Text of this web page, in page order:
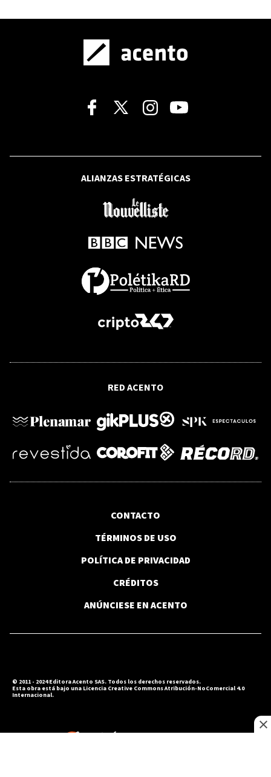
Según la ADP, MAP revela cómo el
gobierno busca fusionar MINERD y
MESCYT; advierten movilización
de Ormuz podría reabrirse pronto
Polarización nacional y un pulso en la
derecha: el ajedrez en Colombia que
ALIANZAS ESTRATÉGICAS
RED ACENTO
CONTACTO
TÉRMINOS DE USO
POLÍTICA DE PRIVACIDAD
CRÉDITOS
ANÚNCIESE EN ACENTO
© 2011 - 2024 Editora Acento SAS. Todos los derechos reservados.
Esta obra está bajo una Licencia Creative Commons Atribución-NoComercial 4.0
Internacional.